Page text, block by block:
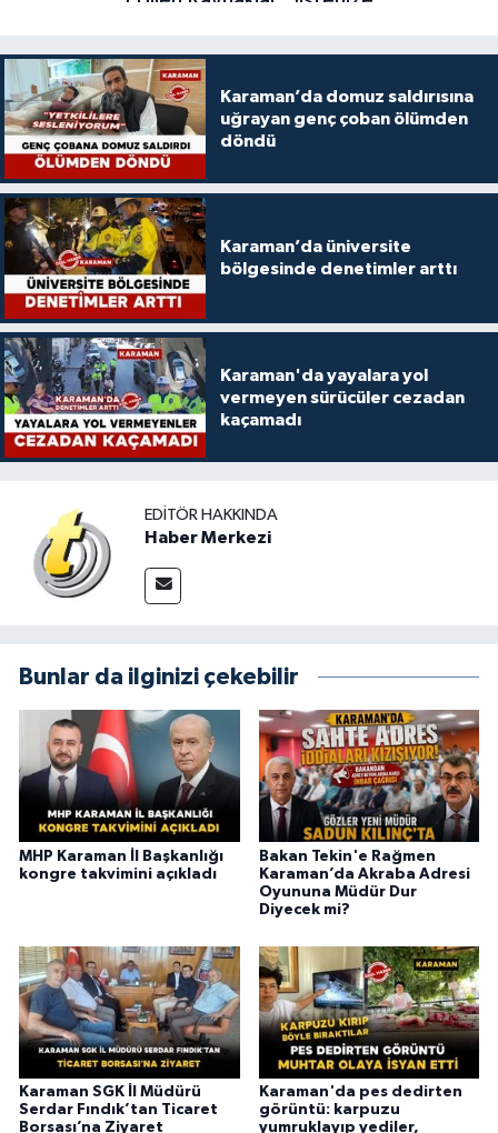
Karaman’da domuz saldırısına
uğrayan genç çoban ölümden
döndü
Karaman’da üniversite
bölgesinde denetimler arttı
Karaman'da yayalara yol
vermeyen sürücüler cezadan
kaçamadı
EDITÖR HAKKINDA
Haber Merkezi
Bunlar da ilginizi çekebilir
MHP Karaman İl Başkanlığı
kongre takvimini açıkladı
Bakan Tekin'e Rağmen
Karaman’da Akraba Adresi
Oyununa Müdür Dur
Diyecek mi?
Karaman SGK İl Müdürü
Serdar Fındık’tan Ticaret
Borsası’na Ziyaret
Karaman'da pes dedirten
görüntü: karpuzu
yumruklayıp yediler,